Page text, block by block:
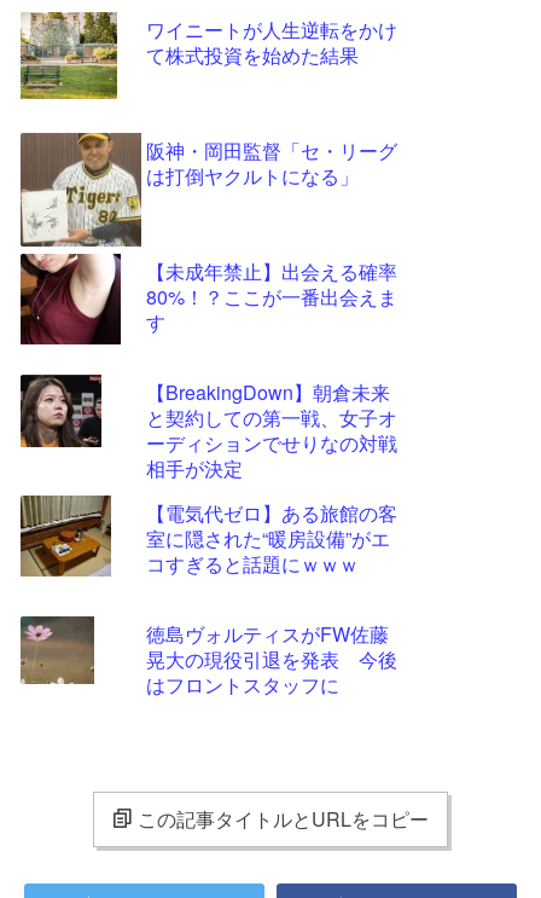
ワイニートが人生逆転をかけ
て株式投資を始めた結果
阪神・岡田監督「セ・リーグ
は打倒ヤクルトになる」
【未成年禁止】出会える確率
80%！？ここが一番出会えま
す
【BreakingDown】朝倉未来
と契約しての第一戦、女子オ
ーディションでせりなの対戦
相手が決定
【電気代ゼロ】ある旅館の客
室に隠された“暖房設備”がエ
コすぎると話題にｗｗｗ
徳島ヴォルティスがFW佐藤
晃大の現役引退を発表 今後
はフロントスタッフに
この記事タイトルとURLをコピー